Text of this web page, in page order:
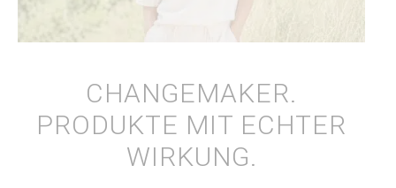
CHANGEMAKER.
PRODUKTE MIT ECHTER
WIRKUNG.